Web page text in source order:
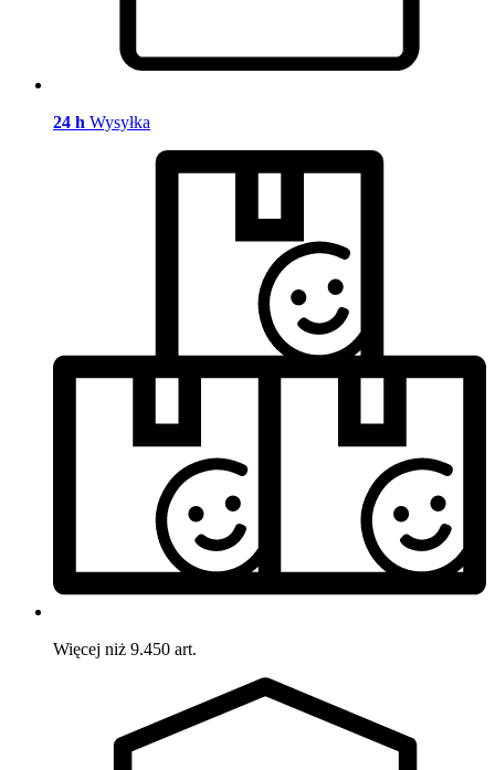
24 h Wysyłka
Więcej niż 9.450 art.